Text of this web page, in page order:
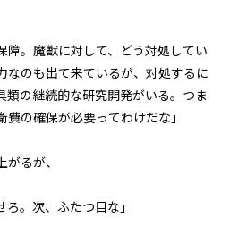
障。魔獣に対して、どう対処してい
なのも出て来ているが、対処するに
類の継続的な研究開発がいる。つま
の確保が必要ってわけだな」
るが、
。――次、ふたつ目な」